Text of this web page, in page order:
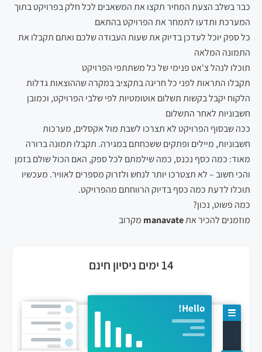
14 ימים ניסיון חינם
Hello!
כבר בשלב הצעת המחיר תקצו את המשאבים לכל חלק בפרויקט בתוך
המערכת ותדעו לתמחר את הפרויקט בהתאם
כל ספק יוכל לעדכן בדיוק את שעות העבודה שלכם ואתם תקבלו את
התמונה המלאה
תוכלו לנהל צ'אט פנימי של כל משתתפי הפרויקט
תקבלו התראות לפני כל חריגה בתקציב במקרה שההוצאות גדלות
הלקוח יקבל בקשות תשלום אוטומטיות לפי שלבי הפרויקט, וכמובן
חשבוניות לאחר התשלום
ככה שבסוף הפרויקט לא תצרכו לשבת מול אקסלים, מערכות
חשבוניות, מיילים ופתקים ששכחתם במגירה. תקבלו תמונה ברורה
מאוד: כמה כסף נכנס, כמה שילמתם לכל ספק, האם הכול שולם בזמן
והכי חשוב – לא תצטרכו יותר לנחש ולזרוק מספרים לאוויר. מעכשיו
תוכלו לדעת כמה כסף בדיוק הרווחתם מהפרויקט.
כמה פשוט, נכון?
מוזמנים להכיר אתmanavate מקרוב